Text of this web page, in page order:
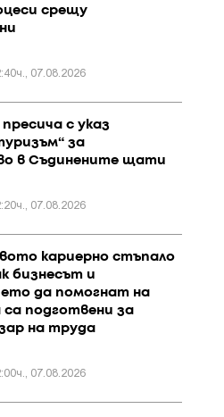
срещу
07.08.2026
с указ
за
в Съдинените щати
07.08.2026
кариерно стъпало
бизнесът и
да помогнат на
подготвени за
на труда
07.08.2026